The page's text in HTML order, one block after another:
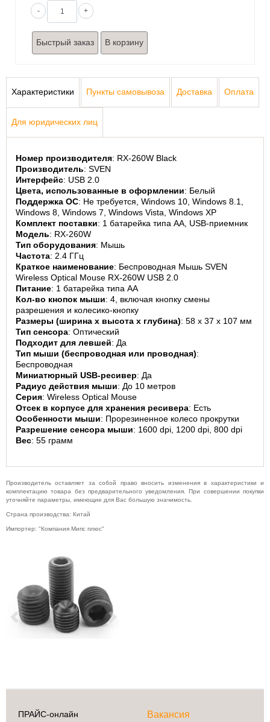
Музыкальное
оборудование
электронные
Телефония и
связь
Торговое
видеонаблюдение
Фото- и
видеотехника
Сделай сам
3D принтеры
Ардуино
Батарейки
Деревообработка
Крепеж
Магниты
Радиокомпоненты
Ручной
ЧПУ
Элекстроинструмент
Previous
- +
Быстрый заказ
Характеристики Пункты самовывоза Доставка Оплата
Для юридических лиц
Номер производителя: RX-260W Black
Производитель: SVEN
Интерфейс: USB 2.0
Цвета, использованные в оформлении: Белый
Поддержка ОС: Не требуется, Windows 10, Windows 8.1,
Windows 8, Windows 7, Windows Vista, Windows XP
Комплект поставки: 1 батарейка типа AA, USB-приемник
Модель: RX-260W
Тип оборудования: Мышь
Частота: 2.4 ГГц
Краткое наименование: Беспроводная Мышь SVEN
Wireless Optical Mouse RX-260W USB 2.0
Питание: 1 батарейка типа AA
Кол-во кнопок мыши: 4, включая кнопку смены
разрешения и колесико-кнопку
Размеры (ширина x высота x глубина): 58 x 37 x 107 мм
Тип сенсора: Оптический
Подходит для левшей: Да
Тип мыши (беспроводная или проводная):
Беспроводная
Миниатюрный USB-ресивер: Да
Радиус действия мыши: До 10 метров
Серия: Wireless Optical Mouse
Отсек в корпусе для хранения ресивера: Есть
Особенности мыши: Прорезиненное колесо прокрутки
Разрешение сенсора мыши: 1600 dpi, 1200 dpi, 800 dpi
Вес: 55 грамм
Производитель оставляет за собой право вносить изменения в характеристики и
комплектацию товара без предварительного уведомления. При совершении покупки
уточняйте параметры, имеющие для Вас большую значимость.
Страна производства: Китай
Импортер: "Компания Мипс плюс"
ПРАЙС-онлайн
Вакансия